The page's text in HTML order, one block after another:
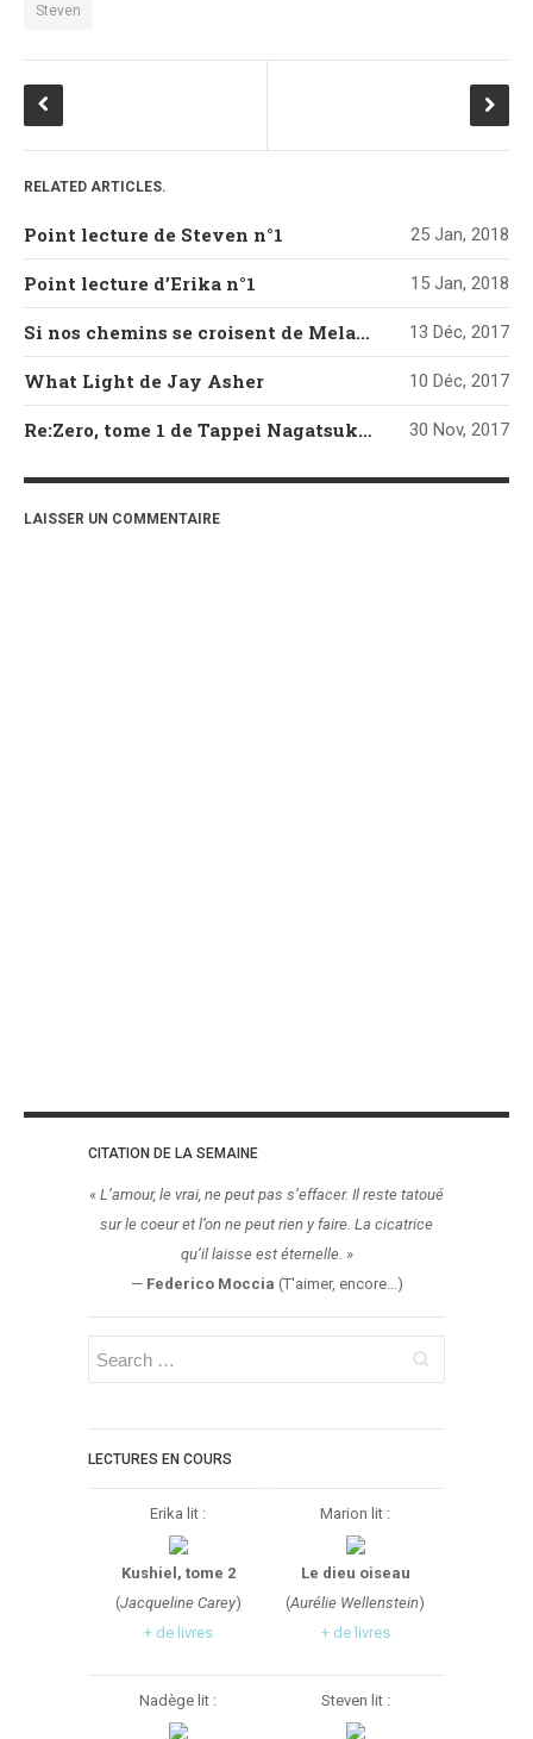
Steven
RELATED ARTICLES.
Point lecture de Steven n°1 25 Jan, 2018
Point lecture d’Erika n°1 15 Jan, 2018
Si nos chemins se croisent de Melanie Harlow 13 Déc, 2017
What Light de Jay Asher 10 Déc, 2017
Re:Zero, tome 1 de Tappei Nagatsuki et Shinichirou Otsuka 30 Nov, 2017
LAISSER UN COMMENTAIRE
CITATION DE LA SEMAINE
« L’amour, le vrai, ne peut pas s’effacer. Il reste tatoué
sur le coeur et l’on ne peut rien y faire. La cicatrice
qu’il laisse est éternelle. »
— Federico Moccia (T'aimer, encore...)
LECTURES EN COURS
Erika lit :
Kushiel, tome 2
(Jacqueline Carey)
+ de livres
Marion lit :
Le dieu oiseau
(Aurélie Wellenstein)
+ de livres
Nadège lit : Steven lit :